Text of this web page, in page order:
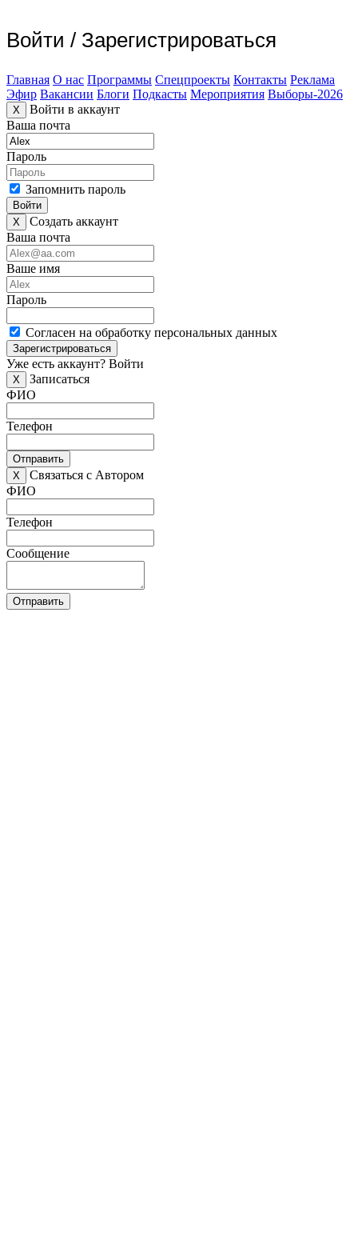
Войти / Зарегистрироваться
Главная О нас Программы Спецпроекты Контакты Реклама
Эфир Вакансии Блоги Подкасты Мероприятия Выборы-2026
X
Войти в аккаунт
Ваша почта
Пароль
Запомнить пароль
Войти
X
Создать аккаунт
Ваша почта
Ваше имя
Пароль
Согласен на обработку персональных данных
Зарегистрироваться
Уже есть аккаунт? Войти
X
Записаться
ФИО
Телефон
Отправить
X
Связаться с Автором
ФИО
Телефон
Сообщение
Отправить